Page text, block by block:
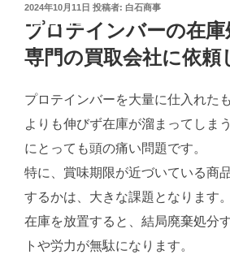
投
稿
日:
2024年10月11日 投稿者: 白石商事
プロテインバーの在庫
専門の買取会社に依頼
プロテインバーを大量に仕入れた
よりも伸びず在庫が溜まってしま
にとっても頭の痛い問題です。
特に、賞味期限が近づいている商
するかは、大きな課題となります。
在庫を放置すると、結局廃棄処分
トや労力が無駄になります。